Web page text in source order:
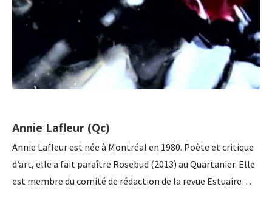
Annie Lafleur (Qc)
Annie Lafleur est née à Montréal en 1980. Poète et critique
d’art, elle a fait paraître Rosebud (2013) au Quartanier. Elle
est membre du comité de rédaction de la revue Estuaire…